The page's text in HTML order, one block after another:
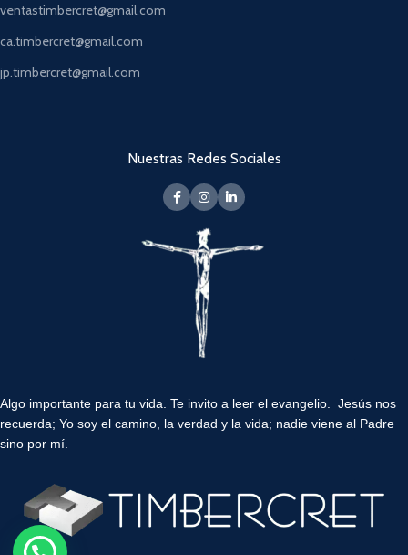
ventastimbercret@gmail.com
ca.timbercret@gmail.com
jp.timbercret@gmail.com
Nuestras Redes Sociales
Algo importante para tu vida. Te invito a leer el evangelio. Jesús nos
recuerda; Yo soy el camino, la verdad y la vida; nadie viene al Padre
sino por mí.